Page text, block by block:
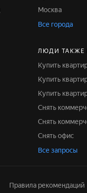
Москва
Все города
ЛЮДИ ТАКЖЕ
Купить
Купить
Купить
Снять
Снять
Снять офис
Все запросы
Правила рекомендаций